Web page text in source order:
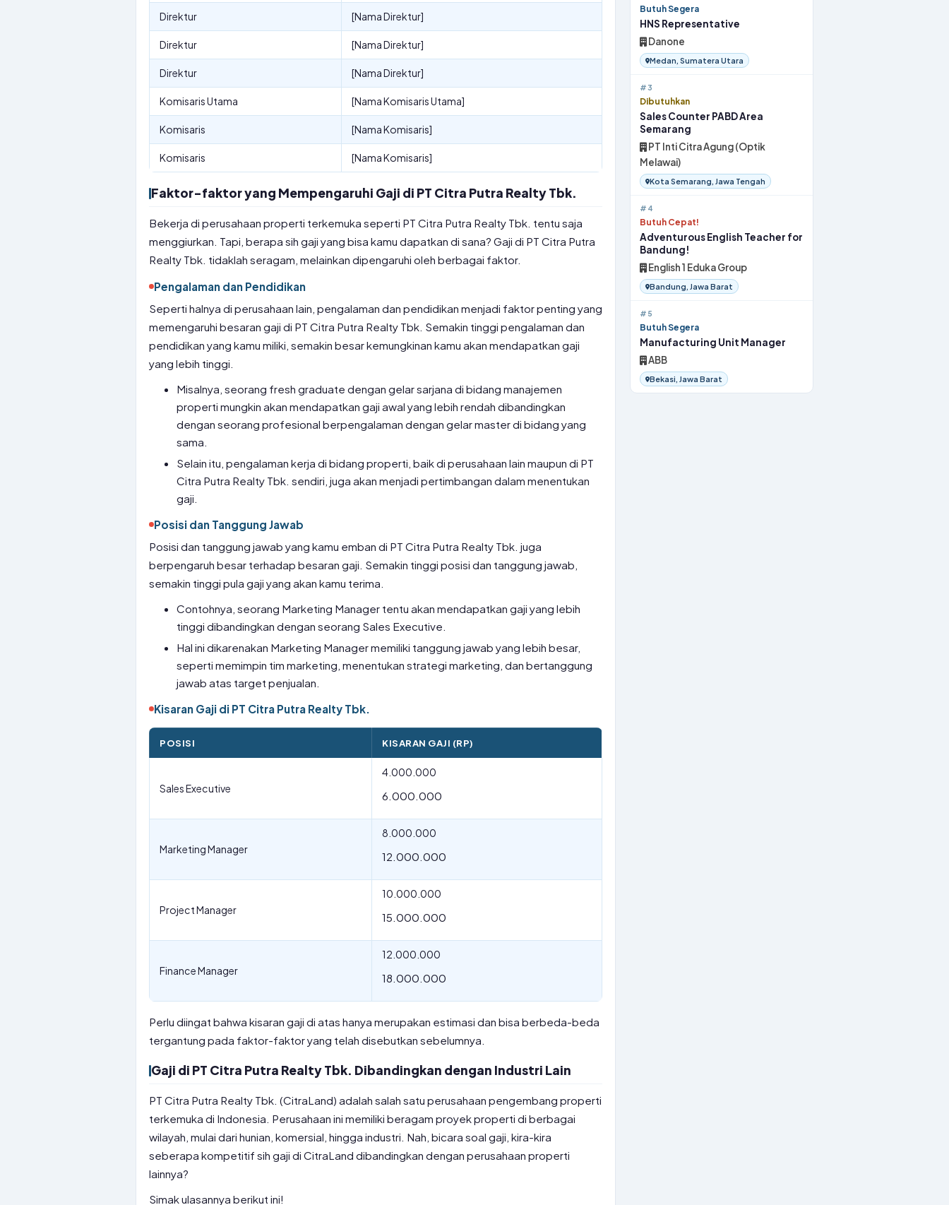
Direktur [Nama Direktur]
Direktur [Nama Direktur]
Direktur [Nama Direktur]
Komisaris Utama [Nama Komisaris Utama]
Komisaris [Nama Komisaris]
Komisaris [Nama Komisaris]
Faktor-faktor yang Mempengaruhi Gaji di PT Citra Putra Realty Tbk.
Bekerja di perusahaan properti terkemuka seperti PT Citra Putra Realty Tbk. tentu saja
menggiurkan. Tapi, berapa sih gaji yang bisa kamu dapatkan di sana? Gaji di PT Citra Putra
Realty Tbk. tidaklah seragam, melainkan dipengaruhi oleh berbagai faktor.
Pengalaman dan Pendidikan
Seperti halnya di perusahaan lain, pengalaman dan pendidikan menjadi faktor penting yang
memengaruhi besaran gaji di PT Citra Putra Realty Tbk. Semakin tinggi pengalaman dan
pendidikan yang kamu miliki, semakin besar kemungkinan kamu akan mendapatkan gaji
yang lebih tinggi.
Misalnya, seorang fresh graduate dengan gelar sarjana di bidang manajemen
properti mungkin akan mendapatkan gaji awal yang lebih rendah dibandingkan
dengan seorang profesional berpengalaman dengan gelar master di bidang yang
sama.
Selain itu, pengalaman kerja di bidang properti, baik di perusahaan lain maupun di PT
Citra Putra Realty Tbk. sendiri, juga akan menjadi pertimbangan dalam menentukan
gaji.
Posisi dan Tanggung Jawab
Posisi dan tanggung jawab yang kamu emban di PT Citra Putra Realty Tbk. juga
berpengaruh besar terhadap besaran gaji. Semakin tinggi posisi dan tanggung jawab,
semakin tinggi pula gaji yang akan kamu terima.
Contohnya, seorang Marketing Manager tentu akan mendapatkan gaji yang lebih
tinggi dibandingkan dengan seorang Sales Executive.
Hal ini dikarenakan Marketing Manager memiliki tanggung jawab yang lebih besar,
seperti memimpin tim marketing, menentukan strategi marketing, dan bertanggung
jawab atas target penjualan.
Kisaran Gaji di PT Citra Putra Realty Tbk.
POSISI KISARAN GAJI (RP)
Sales Executive
4.000.000
6.000.000
Marketing Manager
8.000.000
12.000.000
Project Manager
10.000.000
15.000.000
Finance Manager
12.000.000
18.000.000
Perlu diingat bahwa kisaran gaji di atas hanya merupakan estimasi dan bisa berbeda-beda
tergantung pada faktor-faktor yang telah disebutkan sebelumnya.
Gaji di PT Citra Putra Realty Tbk. Dibandingkan dengan Industri Lain
PT Citra Putra Realty Tbk. (CitraLand) adalah salah satu perusahaan pengembang properti
terkemuka di Indonesia. Perusahaan ini memiliki beragam proyek properti di berbagai
wilayah, mulai dari hunian, komersial, hingga industri. Nah, bicara soal gaji, kira-kira
seberapa kompetitif sih gaji di CitraLand dibandingkan dengan perusahaan properti
lainnya?
Simak ulasannya berikut ini!
Butuh Segera
HNS Representative
Danone
Medan, Sumatera Utara
#3
Dibutuhkan
Sales Counter PABD Area
Semarang
PT Inti Citra Agung (Optik
Melawai)
Kota Semarang, Jawa Tengah
#4
Butuh Cepat!
Adventurous English Teacher for
Bandung!
English 1 Eduka Group
Bandung, Jawa Barat
#5
Butuh Segera
Manufacturing Unit Manager
ABB
Bekasi, Jawa Barat